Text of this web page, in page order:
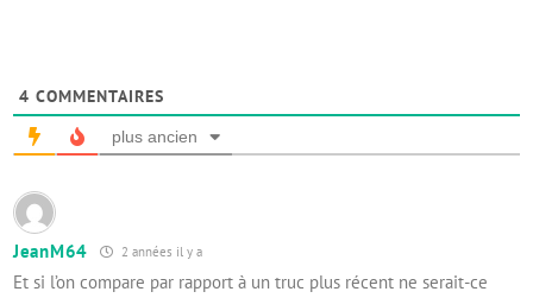
4 COMMENTAIRES
plus ancien
JeanM64 2 années il y a
Et si l’on compare par rapport à un truc plus récent ne serait-ce